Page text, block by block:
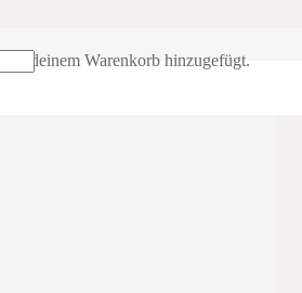
deinem Warenkorb hinzugefügt.
Sonntag